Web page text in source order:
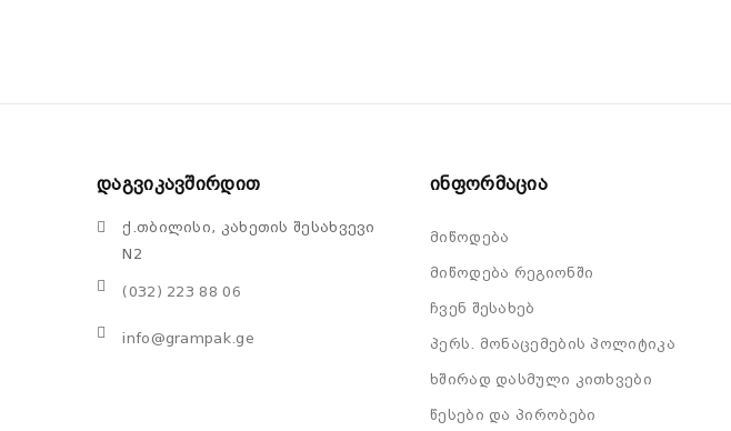
Დაგვიკავშირდით
ქ.თბილისი, კახეთის შესახვევი
N2
(032) 223 88 06
info@grampak.ge
Ინფორმაცია
მიწოდება
მიწოდება რეგიონში
ჩვენ შესახებ
პერს. მონაცემების პოლიტიკა
ხშირად დასმული კითხვები
წესები და პირობები